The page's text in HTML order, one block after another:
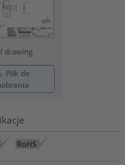
drawing
Plik do